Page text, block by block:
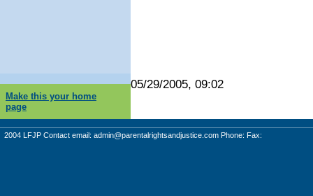
05/29/2005, 09:02
Make this your home
page
2004 LFJP Contact email: admin@parentalrightsandjustice.com Phone: Fax: